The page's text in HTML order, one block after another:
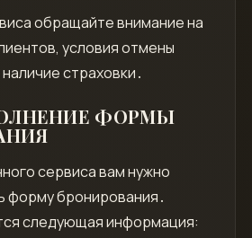
обращайте внимание на
условия отмены
страховки․
ФОРМЫ
сервиса вам нужно
форму бронирования․
следующая информация: